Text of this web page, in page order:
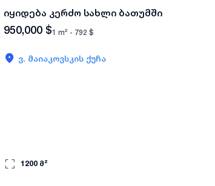
იყიდება კერძო სახლი ბათუმში
950,000 $1 m² - 792 $
ვ. მაიაკოვსკის ქუჩა
1200 მ²